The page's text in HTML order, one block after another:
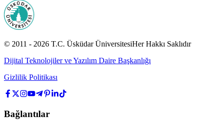
© 2011 - 2026 T.C. Üsküdar ÜniversitesiHer Hakkı Saklıdır
Dijital Teknolojiler ve Yazılım Daire Başkanlığı
Gizlilik Politikası
Bağlantılar